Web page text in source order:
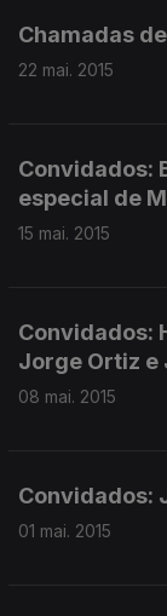
Chamadas
22 mai. 2015
Convidados:
especial de
15 mai. 2015
Convidados:
Jorge Ortiz e
08 mai. 2015
Convidados:
01 mai. 2015